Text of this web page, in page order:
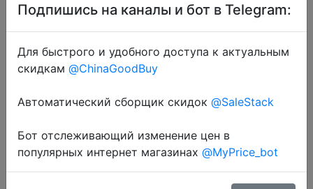
$3.66
Coins
Перейти в магазин
Подпишись на каналы и бот в Telegram:
Для быстрого и удобного доступа к актуальным
скидкам @ChinaGoodBuy
Автоматический сборщик скидок @SaleStack
Бот отслеживающий изменение цен в
популярных интернет магазинах @MyPrice_bot